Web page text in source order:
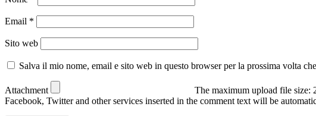
Email *
Sito web
Salva il mio nome, email e sito web in questo browser per la prossima volta
Attachment The maximum upload file size:
Facebook, Twitter and other services inserted in the comment text will be